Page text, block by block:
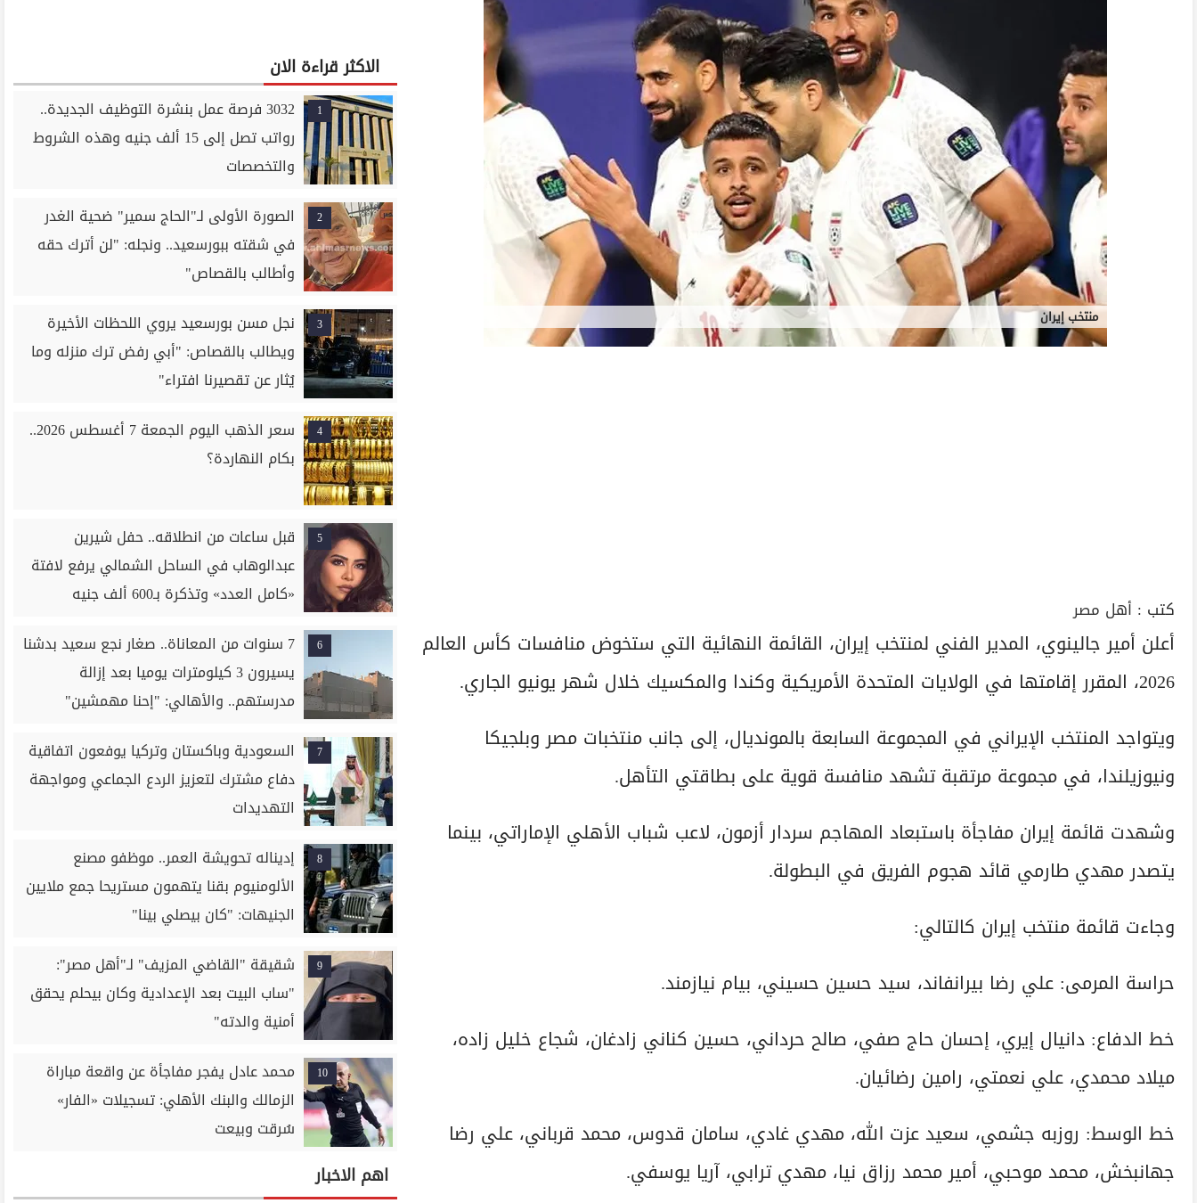
منتخب إيران
كتب : أهل مصر
أعلن أمير جالينوي، المدير الفني لمنتخب إيران، القائمة النهائية التي ستخوض منافسات كأس العالم
2026، المقرر إقامتها في الولايات المتحدة الأمريكية وكندا والمكسيك خلال شهر يونيو الجاري.
ويتواجد المنتخب الإيراني في المجموعة السابعة بالمونديال، إلى جانب منتخبات مصر وبلجيكا
ونيوزيلندا، في مجموعة مرتقبة تشهد منافسة قوية على بطاقتي التأهل.
وشهدت قائمة إيران مفاجأة باستبعاد المهاجم سردار أزمون، لاعب شباب الأهلي الإماراتي، بينما
يتصدر مهدي طارمي قائد هجوم الفريق في البطولة.
وجاءت قائمة منتخب إيران كالتالي:
حراسة المرمى: علي رضا بيرانفاند، سيد حسين حسيني، بيام نيازمند.
خط الدفاع: دانيال إيري، إحسان حاج صفي، صالح حرداني، حسين كناني زادغان، شجاع خليل زاده،
ميلاد محمدي، علي نعمتي، رامين رضائيان.
خط الوسط: روزبه جشمي، سعيد عزت الله، مهدي غادي، سامان قدوس، محمد قرباني، علي رضا
جهانبخش، محمد موحبي، أمير محمد رزاق نيا، مهدي ترابي، آريا يوسفي.
الاكثر قراءة الان
1
3032 فرصة عمل بنشرة التوظيف الجديدة..
رواتب تصل إلى 15 ألف جنيه وهذه الشروط
والتخصصات
2
الصورة الأولى لـ"الحاج سمير" ضحية الغدر
في شقته ببورسعيد.. ونجله: "لن أترك حقه
وأطالب بالقصاص"
3
نجل مسن بورسعيد يروي اللحظات الأخيرة
ويطالب بالقصاص: "أبي رفض ترك منزله وما
يُثار عن تقصيرنا افتراء"
4
سعر الذهب اليوم الجمعة 7 أغسطس 2026..
بكام النهاردة؟
5
قبل ساعات من انطلاقه.. حفل شيرين
عبدالوهاب في الساحل الشمالي يرفع لافتة
«كامل العدد» وتذكرة بـ600 ألف جنيه
6
7 سنوات من المعاناة.. صغار نجع سعيد بدشنا
يسيرون 3 كيلومترات يوميا بعد إزالة
مدرستهم.. والأهالي: "إحنا مهمشين"
7
السعودية وباكستان وتركيا يوفعون اتفاقية
دفاع مشترك لتعزيز الردع الجماعي ومواجهة
التهديدات
8
إديناله تحويشة العمر.. موظفو مصنع
الألومنيوم بقنا يتهمون مستريحا جمع ملايين
الجنيهات: "كان بيصلي بينا"
9
شقيقة "القاضي المزيف" لـ"أهل مصر":
"ساب البيت بعد الإعدادية وكان بيحلم يحقق
أمنية والدته"
10
محمد عادل يفجر مفاجأة عن واقعة مباراة
الزمالك والبنك الأهلي: تسجيلات «الفار»
سُرقت وبيعت
اهم الاخبار